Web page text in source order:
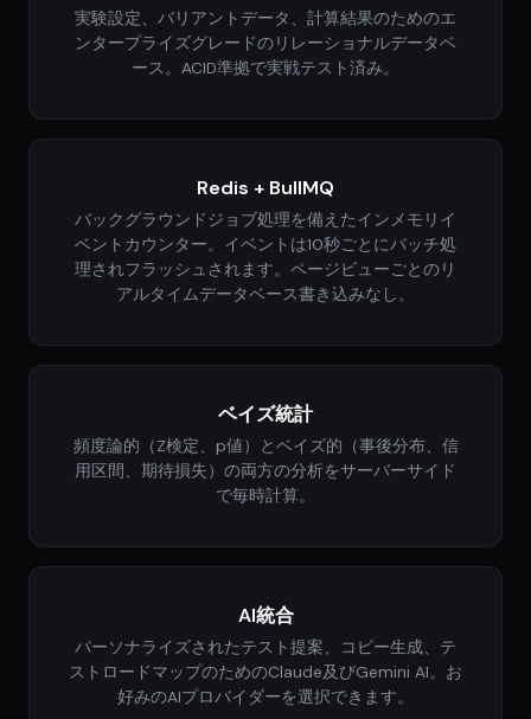
実験設定、バリアントデータ、計算結果のためのエ
ンタープライズグレードのリレーショナルデータベ
ース。ACID準拠で実戦テスト済み。
Redis + BullMQ
バックグラウンドジョブ処理を備えたインメモリイ
ベントカウンター。イベントは10秒ごとにバッチ処
理されフラッシュされます。ページビューごとのリ
アルタイムデータベース書き込みなし。
ベイズ統計
頻度論的（Z検定、p値）とベイズ的（事後分布、信
用区間、期待損失）の両方の分析をサーバーサイド
で毎時計算。
AI統合
パーソナライズされたテスト提案、コピー生成、テ
ストロードマップのためのClaude及びGemini AI。お
好みのAIプロバイダーを選択できます。